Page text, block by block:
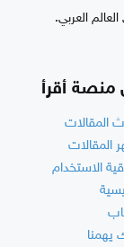
العربي.
منصة أقرأ
المقالات
المقالات
الاستخدام
يهمنا